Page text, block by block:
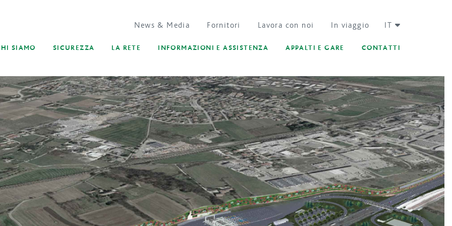
IT
News & Media Fornitori Lavora con noi In viaggio
SIAMO SICUREZZA LA RETE INFORMAZIONI E ASSISTENZA APPALTI E GARE CONTATTI